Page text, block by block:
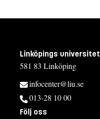
Linköpings universitet
581 83 Linköping
infocenter@liu.se
013-28 10 00
Följ oss